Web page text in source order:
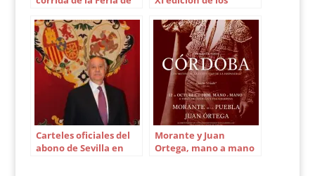
Zaragoza
Vázquez
Carteles oficiales del
abono de Sevilla en
Morante y Juan
Ortega, mano a mano